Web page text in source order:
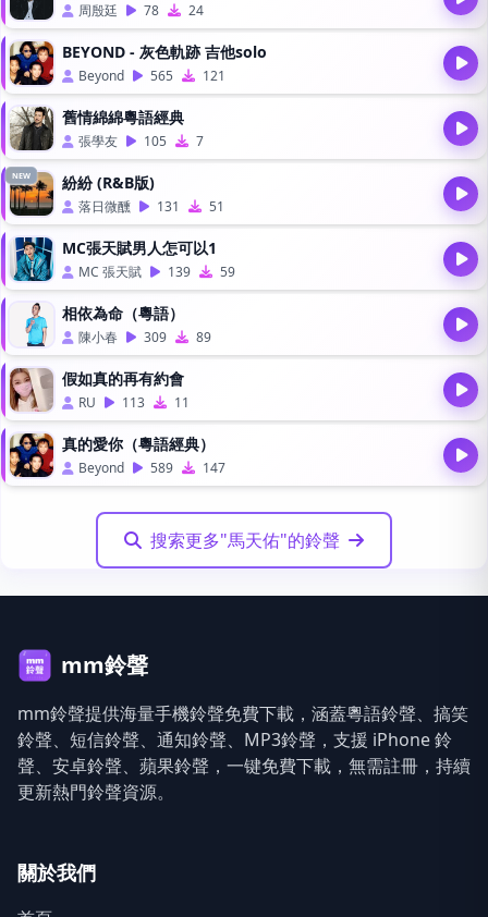
周殷廷 78 24
BEYOND - 灰色軌跡 吉他solo
Beyond 565 121
舊情綿綿粵語經典
張學友 105 7
NEW 紛紛 (R&B版)
落日微醺 131 51
MC張天賦男人怎可以1
MC 張天賦 139 59
相依為命（粵語）
陳小春 309 89
假如真的再有約會
RU 113 11
真的愛你（粵語經典）
Beyond 589 147
搜索更多"馬天佑"的鈴聲
mm鈴聲
mm鈴聲提供海量手機鈴聲免費下載，涵蓋粵語鈴聲、搞笑
鈴聲、短信鈴聲、通知鈴聲、MP3鈴聲，支援 iPhone 鈴
聲、安卓鈴聲、蘋果鈴聲，一键免費下載，無需註冊，持續
更新熱門鈴聲資源。
關於我們